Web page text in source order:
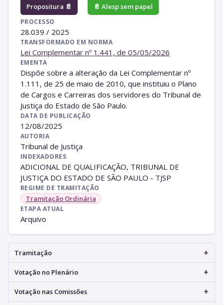
Propositura 📄 📄 Alesp sem papel
PROCESSO
28.039 / 2025
TRANSFORMADO EM NORMA
Lei Complementar nº 1.441, de 05/05/2026
EMENTA
Dispõe sobre a alteração da Lei Complementar nº
1.111, de 25 de maio de 2010, que instituiu o Plano
de Cargos e Carreiras dos servidores do Tribunal de
Justiça do Estado de São Paulo.
DATA DE PUBLICAÇÃO
12/08/2025
AUTORIA
Tribunal de Justiça
INDEXADORES
ADICIONAL DE QUALIFICAÇÃO, TRIBUNAL DE
JUSTIÇA DO ESTADO DE SÃO PAULO - TJSP
REGIME DE TRAMITAÇÃO
Tramitação Ordinária
ETAPA ATUAL
Arquivo
Tramitação +
Votação no Plenário +
Votação nas Comissões +